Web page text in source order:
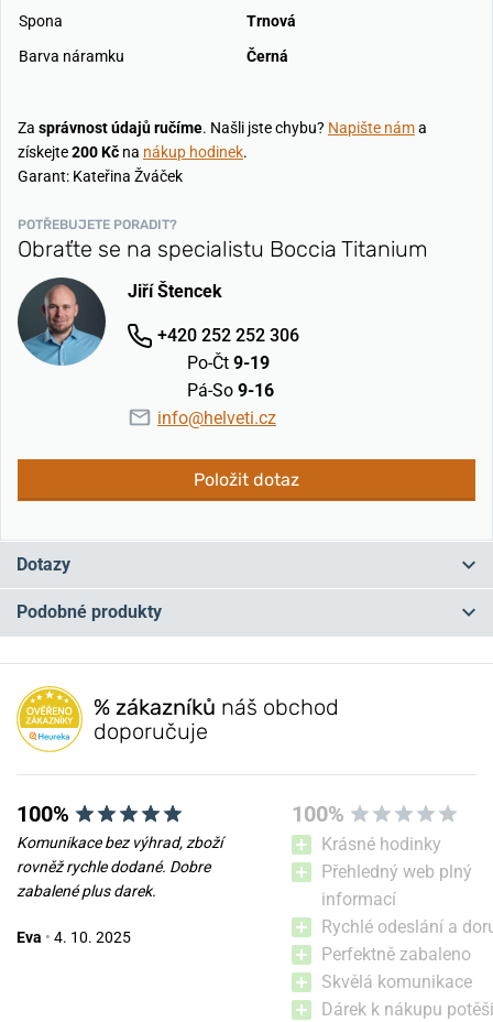
Spona
Trnová
Barva náramku
Černá
Za správnost údajů ručíme. Našli jste chybu? Napište náma
získejte200 Kč na nákup hodinek.
Garant: Kateřina Žváček
POTŘEBUJETE PORADIT?
Obraťte se na specialistu Boccia Titanium
Jiří Štencek
+420 252 252 306
Po-Čt 9-19
Pá-So 9-16
info@helveti.cz
Položit dotaz
Dotazy
Máte otázku? Zanechte nám komentář
Přidat dotaz
Podobné produkty
NA PRODEJNĚ
01
NA PRODEJNĚ
Boccia Titanium Solar 3332-
Skladem
% zákazníků náš obchod
doporučuje
100%
Komunikace bez výhrad, zboží
rovněž rychle dodané. Dobre
zabalené plus darek.
Eva • 4. 10. 2025
100%
Krásné hodinky
Přehledný web plný
informací
Rychlé odeslání a
Perfektně zabaleno
Skvělá komunikace
Dárek k nákupu